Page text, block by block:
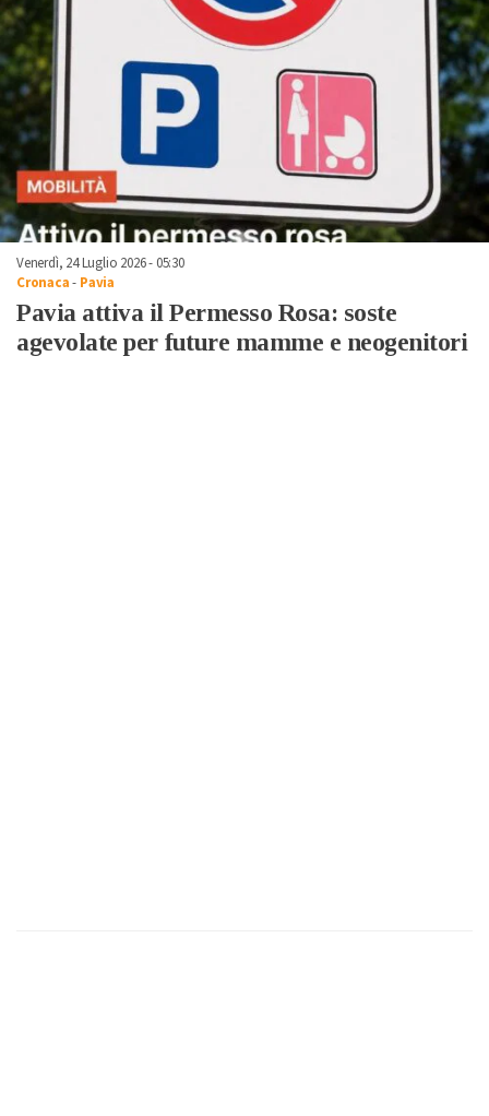
Venerdì, 24 Luglio 2026 - 05:30
Cronaca- Pavia
Pavia attiva il Permesso Rosa: soste
agevolate per future mamme e neogenitori